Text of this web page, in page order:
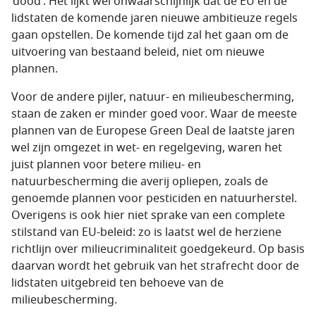
lidstaten de komende jaren nieuwe ambitieuze regels
gaan opstellen. De komende tijd zal het gaan om de
uitvoering van bestaand beleid, niet om nieuwe
plannen.
Voor de andere pijler, natuur- en milieubescherming,
staan de zaken er minder goed voor. Waar de meeste
plannen van de Europese Green Deal de laatste jaren
wel zijn omgezet in wet- en regelgeving, waren het
juist plannen voor betere milieu- en
natuurbescherming die averij opliepen, zoals de
genoemde plannen voor pesticiden en natuurherstel.
Overigens is ook hier niet sprake van een complete
stilstand van EU-beleid: zo is laatst wel de herziene
richtlijn over milieucriminaliteit goedgekeurd. Op basis
daarvan wordt het gebruik van het strafrecht door de
lidstaten uitgebreid ten behoeve van de
milieubescherming.